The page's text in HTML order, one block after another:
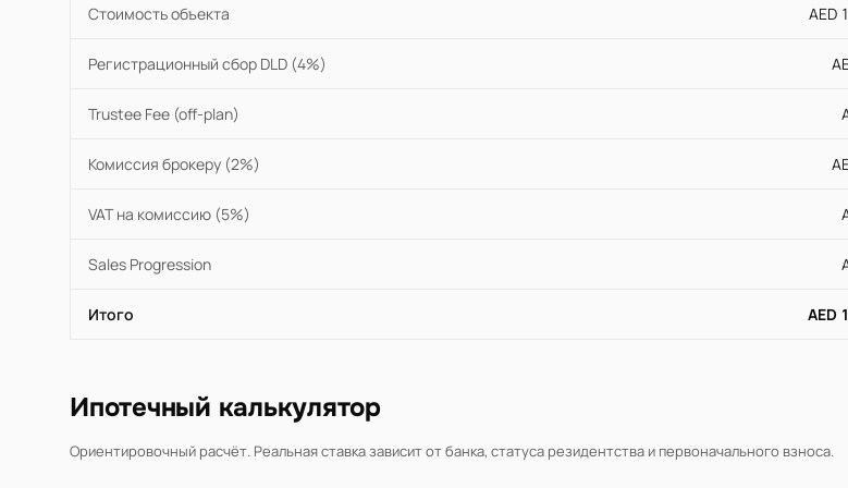
Стоимость объекта AED
Регистрационный сбор DLD (4%)
Trustee Fee (off-plan)
Комиссия брокеру (2%)
VAT на комиссию (5%)
Sales Progression
Итого AED
Ипотечный калькулятор
Ориентировочный расчёт. Реальная ставка зависит от банка, статуса резидентства и первоначального взноса.